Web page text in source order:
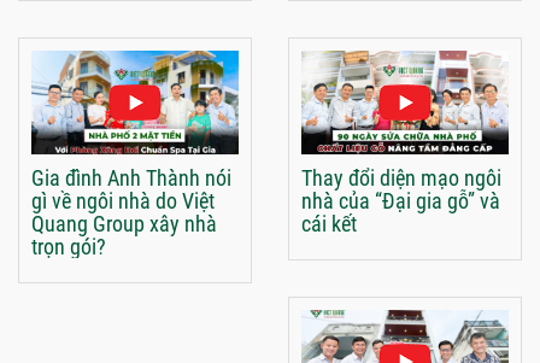
Gia đình Anh Thành nói
gì về ngôi nhà do Việt
Quang Group xây nhà
trọn gói?
Thay đổi diện mạo ngôi
nhà của “Đại gia gỗ” và
cái kết